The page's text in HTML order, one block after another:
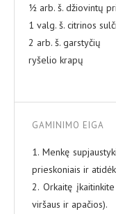
½ arb. š. džiovintų
1 valg. š. citrinos
2 arb. š. garstyčių
ryšelio krapų
GAMINIMO EIGA
1. Menkę
prieskoniais ir
2. Orkaitę
viršaus ir apačios).